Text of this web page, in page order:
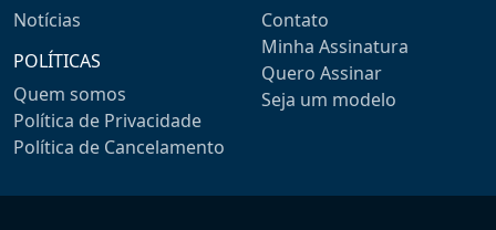
Notícias
POLÍTICAS
Quem somos
Política de Privacidade
Política de Cancelamento
Contato
Minha Assinatura
Quero Assinar
Seja um modelo